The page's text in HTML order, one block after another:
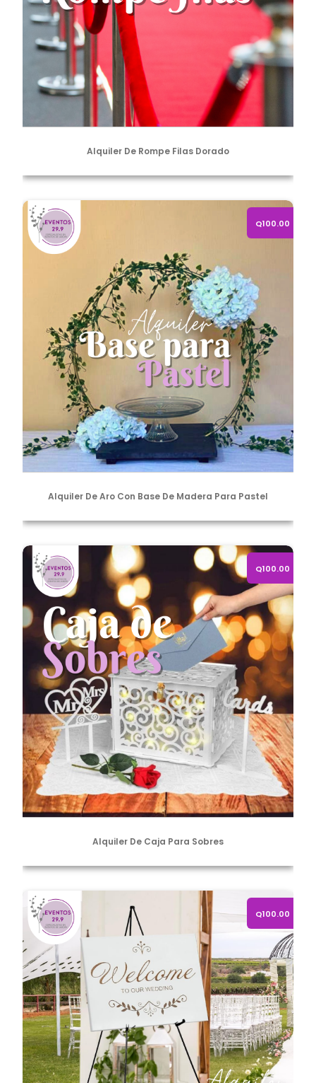
Alquiler De Rompe Filas Dorado
Alquiler de aro con base de madera para pastel
Alquiler De Aro Con Base De Madera Para Pastel
Q100.00
Alquiler de caja para sobres
Alquiler De Caja Para Sobres
Q100.00
Alquiler de caballete de metal ajustable
Q100.00